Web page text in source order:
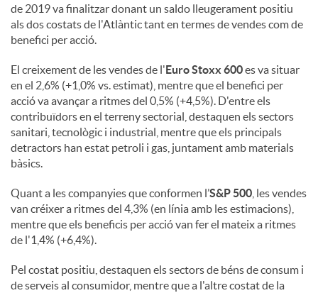
de 2019 va finalitzar donant un saldo lleugerament positiu
als dos costats de l'Atlàntic tant en termes de vendes com de
benefici per acció.
El creixement de les vendes de l'Euro Stoxx 600es va situar
en el 2,6% (+1,0% vs. estimat), mentre que el benefici per
acció va avançar a ritmes del 0,5% (+4,5%). D'entre els
contribuïdors en el terreny sectorial, destaquen els sectors
sanitari, tecnològic i industrial, mentre que els principals
detractors han estat petroli i gas, juntament amb materials
bàsics.
Quant a les companyies que conformen l’S&P 500 , les vendes
van créixer a ritmes del 4,3% (en línia amb les estimacions),
mentre que els beneficis per acció van fer el mateix a ritmes
de l'1,4% (+6,4%).
Pel costat positiu, destaquen els sectors de béns de consum i
de serveis al consumidor, mentre que a l'altre costat de la